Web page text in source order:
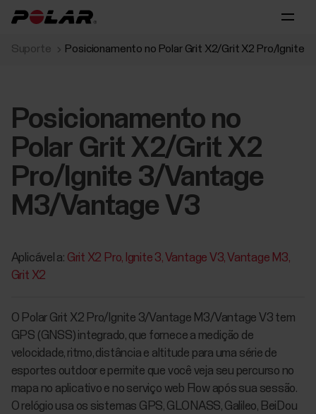
Suporte Posicionamento no Polar Grit X2/Grit X2 Pro/Ignite
Posicionamento no
Polar Grit X2/Grit X2
Pro/Ignite 3/Vantage
M3/Vantage V3
Aplicável a: Grit X2 Pro Ignite 3 Vantage V3 Vantage M3
Grit X2
O Polar Grit X2 Pro/Ignite 3/Vantage M3/Vantage V3 tem
GPS (GNSS) integrado, que fornece a medição de
velocidade, ritmo, distância e altitude para uma série de
esportes outdoor e permite que você veja seu percurso no
mapa no aplicativo e no serviço web Flow após sua sessão.
O relógio usa os sistemas GPS, GLONASS, Galileo, BeiDou